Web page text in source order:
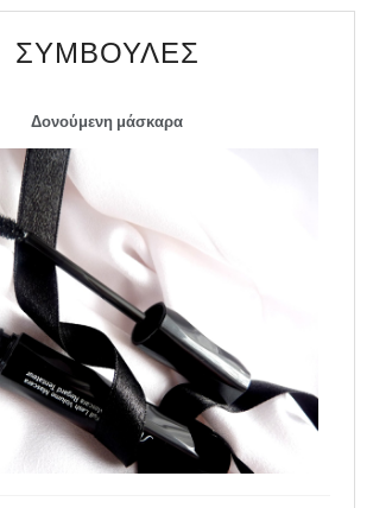
ΣΥΜΒΟΥΛΈΣ
Δονούμενη μάσκαρα